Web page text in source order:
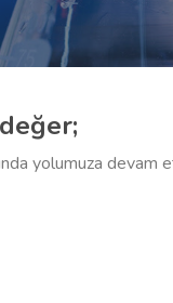
yolumuza devam